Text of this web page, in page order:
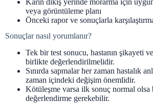
Karın dikiş yerinde morarma için
veya görüntüleme planı
Önceki rapor ve sonuçlarla
Sonuçlar nasıl yorumlanır?
Tek bir test sonucu, hastanın şikayeti
birlikte değerlendirilmelidir.
Sınırda sapmalar her zaman hastalık
zaman içindeki değişim önemlidir.
Kötüleşme varsa ilk sonuç normal olsa
değerlendirme gerekebilir.